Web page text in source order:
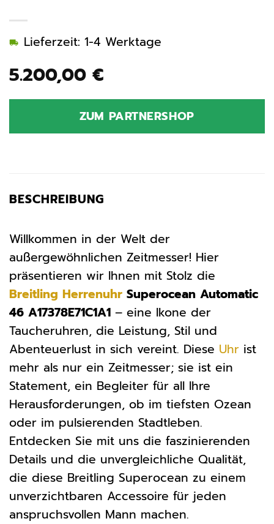
5.200,00 €
Lieferzeit: 1-4 Werktage
ZUM PARTNERSHOP
BESCHREIBUNG
Willkommen in der Welt der
außergewöhnlichen Zeitmesser! Hier
präsentieren wir Ihnen mit Stolz die
Breitling Herrenuhr Superocean Automatic
46 A17378E71C1A1 – eine Ikone der
Taucheruhren, die Leistung, Stil und
Abenteuerlust in sich vereint. Diese Uhr ist
mehr als nur ein Zeitmesser; sie ist ein
Statement, ein Begleiter für all Ihre
Herausforderungen, ob im tiefsten Ozean
oder im pulsierenden Stadtleben.
Entdecken Sie mit uns die faszinierenden
Details und die unvergleichliche Qualität,
die diese Breitling Superocean zu einem
unverzichtbaren Accessoire für jeden
anspruchsvollen Mann machen.